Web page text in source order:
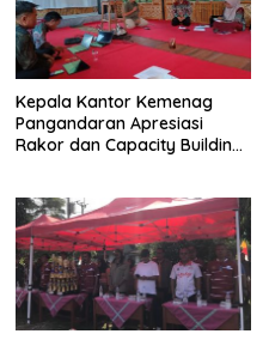
Kepala Kantor Kemenag
Pangandaran Apresiasi
Rakor dan Capacity Building
Antar Lini